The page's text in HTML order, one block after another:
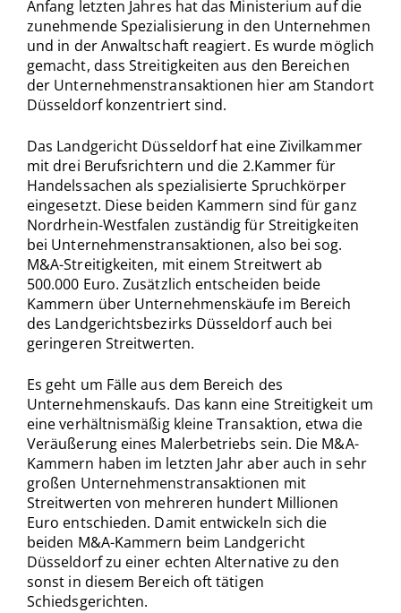
Anfang letzten Jahres hat das Ministerium auf die
zunehmende Spezialisierung in den Unternehmen
und in der Anwaltschaft reagiert. Es wurde möglich
gemacht, dass Streitigkeiten aus den Bereichen
der Unternehmenstransaktionen hier am Standort
Düsseldorf konzentriert sind.
Das Landgericht Düsseldorf hat eine Zivilkammer
mit drei Berufsrichtern und die 2.Kammer für
Handelssachen als spezialisierte Spruchkörper
eingesetzt. Diese beiden Kammern sind für ganz
Nordrhein-Westfalen zuständig für Streitigkeiten
bei Unternehmenstransaktionen, also bei sog.
M&A-Streitigkeiten, mit einem Streitwert ab
500.000 Euro. Zusätzlich entscheiden beide
Kammern über Unternehmenskäufe im Bereich
des Landgerichtsbezirks Düsseldorf auch bei
geringeren Streitwerten.
Es geht um Fälle aus dem Bereich des
Unternehmenskaufs. Das kann eine Streitigkeit um
eine verhältnismäßig kleine Transaktion, etwa die
Veräußerung eines Malerbetriebs sein. Die M&A-
Kammern haben im letzten Jahr aber auch in sehr
großen Unternehmenstransaktionen mit
Streitwerten von mehreren hundert Millionen
Euro entschieden. Damit entwickeln sich die
beiden M&A-Kammern beim Landgericht
Düsseldorf zu einer echten Alternative zu den
sonst in diesem Bereich oft tätigen
Schiedsgerichten.